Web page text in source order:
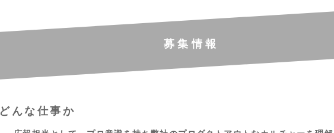
募集情報
どんな仕事か